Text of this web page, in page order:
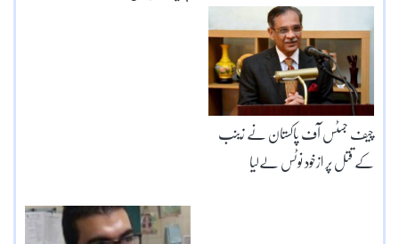
چیف جسٹس آف پاکستان نے زینب
کے قتل پر ازخود نوٹس لےلیا